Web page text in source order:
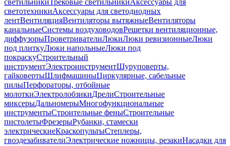
светильникиТрековые светильникиАксессуары для
светотехникиАксессуары для светодиодных
лентВентиляцияВентиляторы вытяжныеВентиляторы
канальныеСистемы воздуховодовРешетки вентиляционные,
диффузорыПроветривателиЛюкиЛюки ревизионныеЛюки
под плиткуЛюки напольныеЛюки под
покраскуСтроительный
инструментЭлектроинструментШуруповерты,
гайковертыШлифмашиныЦиркулярные, сабельные
пилыПерфораторы, отбойные
молоткиЭлектролобзикиДрелиСтроительные
миксерыДальномерыМногофункциональные
инструментыСтроительные феныСтроительные
пистолетыФрезерыРубанки, стамески
электрическиеКраскопультыСтеплеры,
гвоздезабивателиЭлектрические ножницы, резакиНасадки для